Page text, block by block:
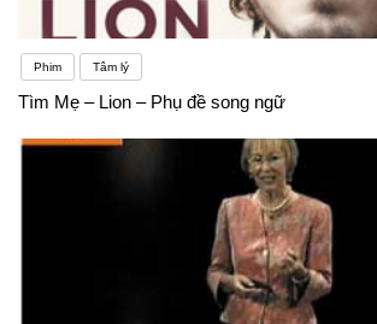
Phim Tâm lý
Tìm Mẹ – Lion – Phụ đề song ngữ